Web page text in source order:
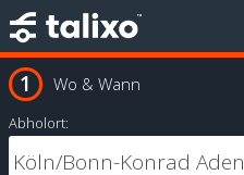
Wo & Wann
Abholort: